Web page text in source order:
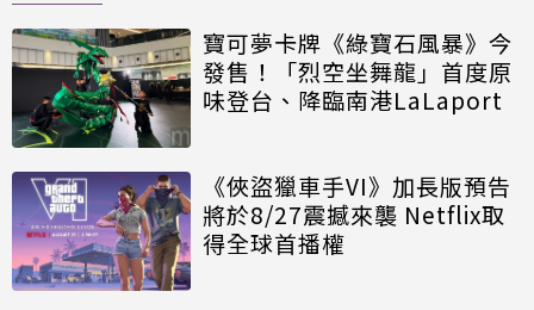
寶可夢卡牌《綠寶石風暴》今
發售！「烈空坐舞龍」首度原
味登台、降臨南港LaLaport
《俠盜獵車手VI》加長版預告
將於8/27震撼來襲 Netflix取
得全球首播權